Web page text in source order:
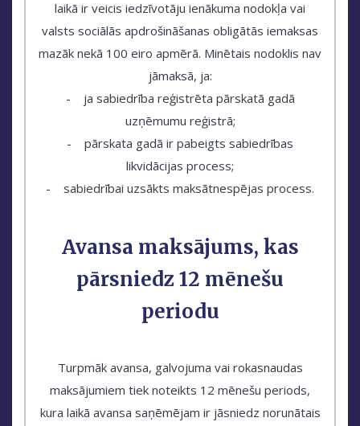
laikā ir veicis iedzīvotāju ienākuma nodokļa vai
valsts sociālās apdrošināšanas obligātās iemaksas
mazāk nekā 100 eiro apmērā. Minētais nodoklis nav
jāmaksā, ja:
- ja sabiedrība reģistrēta pārskatā gadā
uzņēmumu reģistrā;
- pārskata gadā ir pabeigts sabiedrības
likvidācijas process;
- sabiedrībai uzsākts maksātnespējas process.
Avansa maksājums, kas
pārsniedz 12 mēnešu
periodu
Turpmāk avansa, galvojuma vai rokasnaudas
maksājumiem tiek noteikts 12 mēnešu periods,
kura laikā avansa saņēmējam ir jāsniedz norunātais